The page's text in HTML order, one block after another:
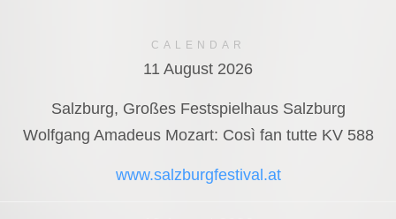
CALENDAR
11 August 2026
Salzburg, Großes Festspielhaus Salzburg
Wolfgang Amadeus Mozart: Così fan tutte KV 588
www.salzburgfestival.at